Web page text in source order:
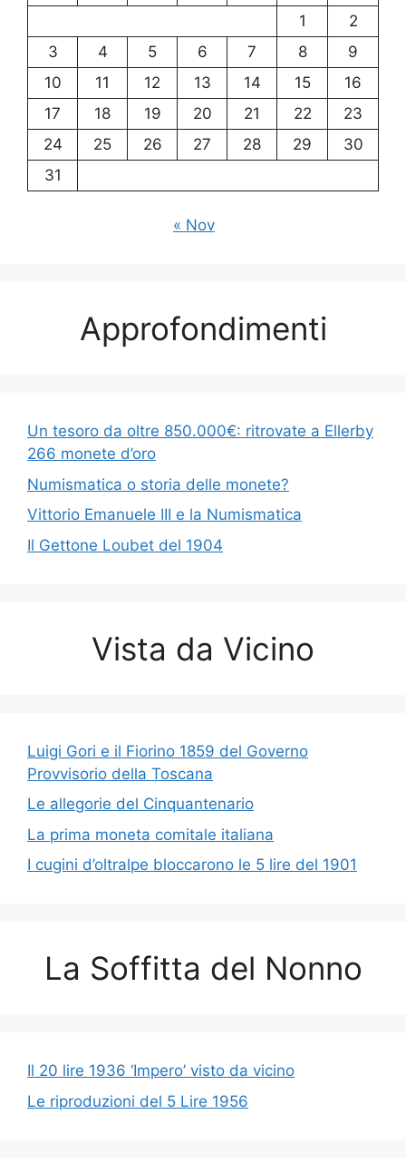
1
2
3
4 5 6 7 8
9
10
11 12 13 14 15
16
17
18 19 20 21 22
23
24
25 26 27 28 29
30
31
« Nov
Approfondimenti
Un tesoro da oltre 850.000€: ritrovate a Ellerby
266 monete d’oro
Numismatica o storia delle monete?
Vittorio Emanuele III e la Numismatica
Il Gettone Loubet del 1904
Vista da Vicino
Luigi Gori e il Fiorino 1859 del Governo
Provvisorio della Toscana
Le allegorie del Cinquantenario
La prima moneta comitale italiana
I cugini d’oltralpe bloccarono le 5 lire del 1901
La Soffitta del Nonno
Il 20 lire 1936 ‘Impero’ visto da vicino
Le riproduzioni del 5 Lire 1956